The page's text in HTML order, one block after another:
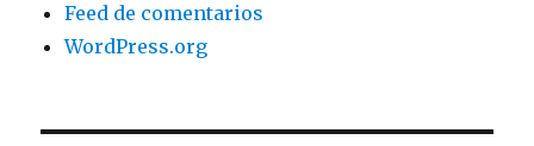
Feed de comentarios
WordPress.org